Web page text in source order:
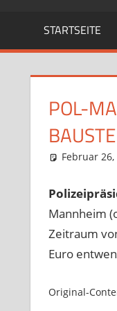
STARTSEITE
POL-
Februar 26,
Mannheim
Zeitraum
Euro
Original-